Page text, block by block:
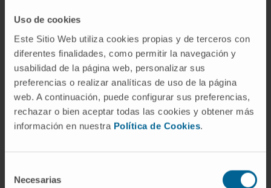
Uso de cookies
Este Sitio Web utiliza cookies propias y de terceros con
diferentes finalidades, como permitir la navegación y
usabilidad de la página web, personalizar sus
preferencias o realizar analíticas de uso de la página
web. A continuación, puede configurar sus preferencias,
rechazar o bien aceptar todas las cookies y obtener más
información en nuestra Política de Cookies.
Necesarias
ahondar en el conocimiento de los cambios
genéticos adicionales en estas células”, apuntan
los investigadores. Los resultados se han
publicado en la revista científica
Science
Advances.
La presencia de estas vías genéticas en linfocitos
de riesgo de desarrollar linfoma. “Esta información
temprana de esta enfermedad, así como a seguir